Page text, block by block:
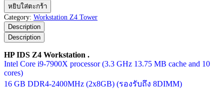
HP
IDS
Z4
Workstation
ชิ้น
หยิบใส่ตะกร้า
Category: Workstation Z4 Tower
Description
Description
HP IDS Z4 Workstation .
Intel Core i9-7900X processor (3.3 GHz 13.75 MB cache and 10
cores)
16 GB DDR4-2400MHz (2x8GB) (รองรับถึง 8DIMM)